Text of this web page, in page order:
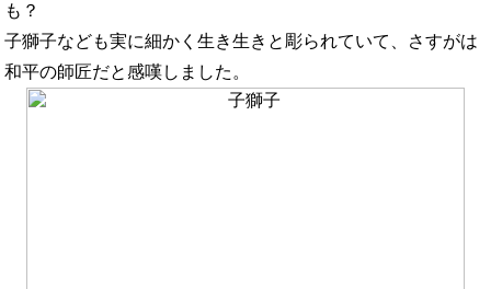
も？
子獅子なども実に細かく生き生きと彫られていて、さすがは
和平の師匠だと感嘆しました。